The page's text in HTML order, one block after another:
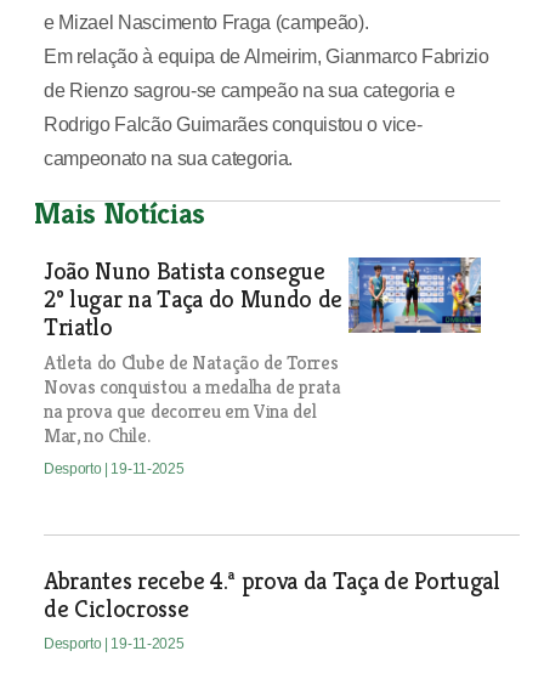
e Mizael Nascimento Fraga (campeão).
Em relação à equipa de Almeirim, Gianmarco Fabrizio
de Rienzo sagrou-se campeão na sua categoria e
Rodrigo Falcão Guimarães conquistou o vice-
campeonato na sua categoria.
Mais Notícias
João Nuno Batista consegue
2º lugar na Taça do Mundo de
Triatlo
Atleta do Clube de Natação de Torres
Novas conquistou a medalha de prata
na prova que decorreu em Vina del
Mar, no Chile.
Desporto | 19-11-2025
Abrantes recebe 4.ª prova da Taça de Portugal
de Ciclocrosse
Desporto | 19-11-2025